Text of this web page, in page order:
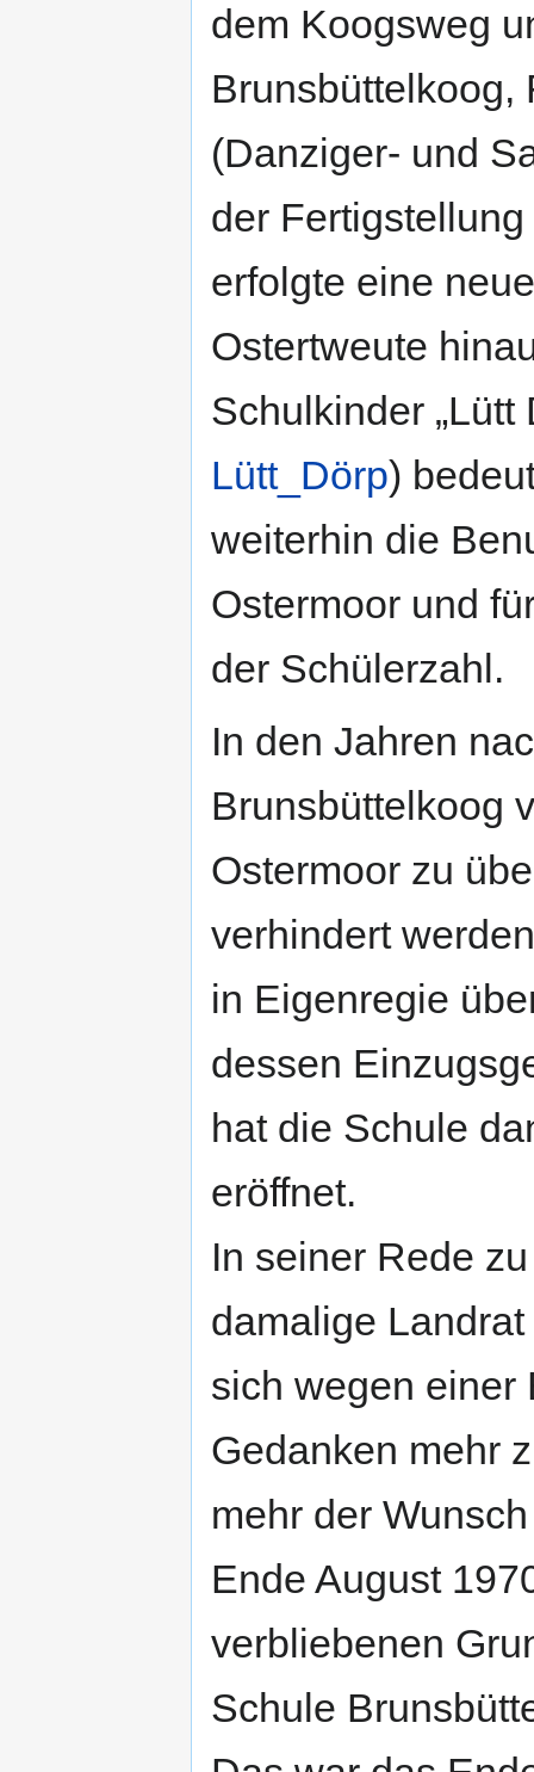
dem Koogsweg
Brunsbüttelkoog,
(Danziger- und
der
erfolgte eine
Ostertweute
Schulkinder „Lütt
Lütt_Dörp)
weiterhin die
Ostermoor und
der Schülerzahl.
In den Jahren
Brunsbüttelkoog
Ostermoor zu
verhindert
in Eigenregie
dessen
hat die Schule
eröffnet.
In seiner Rede
damalige
sich wegen einer
Gedanken mehr
mehr der
Ende August
verbliebenen
Schule